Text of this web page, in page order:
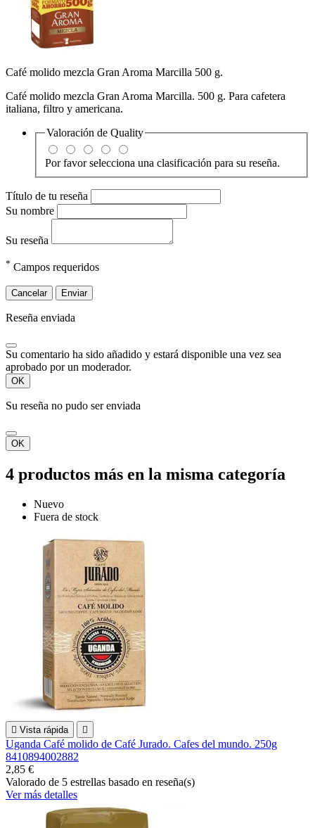
Café molido mezcla Gran Aroma Marcilla 500 g.
Café molido mezcla Gran Aroma Marcilla. 500 g. Para cafetera
italiana, filtro y americana.
Valoración de Quality
Por favor selecciona una clasificación para su reseña.
Título de tu reseña
Su nombre
Su reseña
* Campos requeridos
Cancelar Enviar
Reseña enviada
Su comentario ha sido añadido y estará disponible una vez sea
aprobado por un moderador.
OK
Su reseña no pudo ser enviada
OK
4 productos más en la misma categoría
Nuevo
Fuera de stock
 Vista rápida 
Uganda Café molido de Café Jurado. Cafes del mundo. 250g
8410894002882
2,85 €
Valorado de 5 estrellas basado en reseña(s)
Ver más detalles